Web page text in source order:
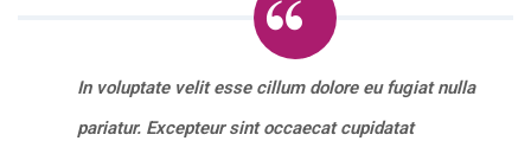
In voluptate velit esse cillum dolore eu fugiat nulla
pariatur. Excepteur sint occaecat cupidatat